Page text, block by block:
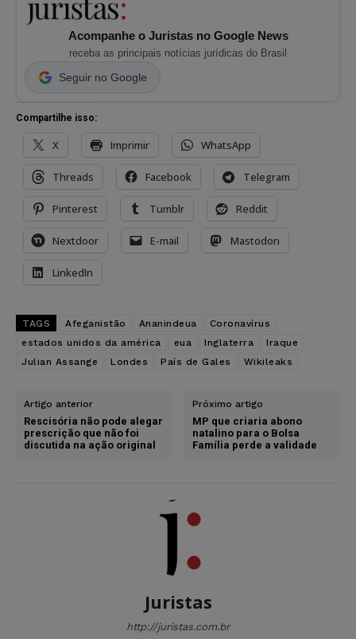
Acompanhe o Juristas no Google News
receba as principais notícias jurídicas do Brasil
Seguir no Google
Compartilhe isso:
X Imprimir WhatsApp
Threads Facebook Telegram
Pinterest Tumblr Reddit
Nextdoor E-mail Mastodon
LinkedIn
TAGS Afeganistão Ananindeua
Coronavírus
estados unidos da américa
eua Inglaterra
Iraque
Julian Assange
Londes País de Gales Wikileaks
Artigo anterior
Rescisória não pode alegar
prescrição que não foi
discutida na ação original
Próximo artigo
MP que criaria abono
natalino para o Bolsa
Família perde a validade
Juristas
http://juristas.com.br